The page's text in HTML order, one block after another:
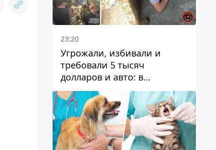
23:20
Угрожали, избивали и
требовали 5 тысяч
долларов и авто: в
Павлограде задержали двух
мужчин